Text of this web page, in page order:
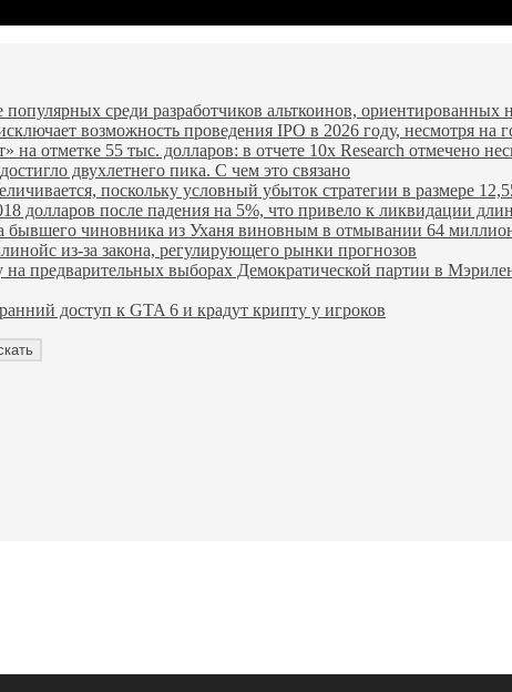
среди разработчиков альткоинов, ориентированных
возможность проведения IPO в 2026 году, несмотря на
на отметке 55 тыс. долларов: в отчете 10x Research отмечено
двухлетнего пика. С чем это связано
поскольку условный убыток стратегии в размере
долларов после падения на 5%, что привело к ликвидации
бывшего чиновника из Уханя виновным в отмывании 64
из-за закона, регулирующего рынки прогнозов
предварительных выборах Демократической партии в
доступ к GTA 6 и крадут крипту у игроков